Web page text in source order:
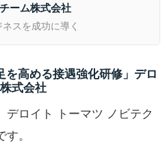
ーム株式会社
スを成功に導く
を高める接遇強化研修」デロ
式会社
デロイト トーマツ ノビテク
。